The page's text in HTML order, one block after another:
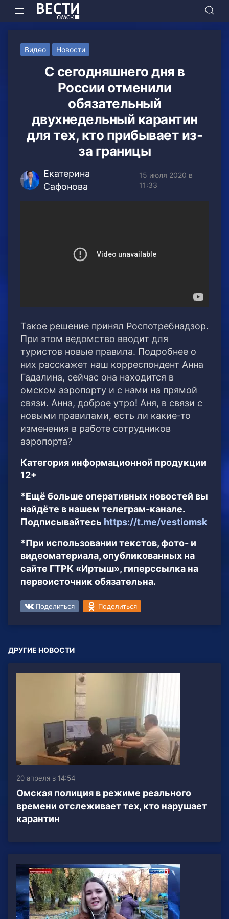
Видео Новости
С сегодняшнего дня в
России отменили
обязательный
двухнедельный карантин
для тех, кто прибывает из-
за границы
Екатерина
Сафонова
15 июля 2020 в
11:33
Такое решение принял Роспотребнадзор.
При этом ведомство вводит для
туристов новые правила. Подробнее о
них расскажет наш корреспондент Анна
Гадалина, сейчас она находится в
омском аэропорту и с нами на прямой
связи. Анна, доброе утро! Аня, в связи с
новыми правилами, есть ли какие-то
изменения в работе сотрудников
аэропорта?
Категория информационной продукции
12+
*Ещё больше оперативных новостей вы
найдёте в нашем телеграм-канале.
Подписывайтесь https://t.me/vestiomsk
*При использовании текстов, фото- и
видеоматериала, опубликованных на
сайте ГТРК «Иртыш», гиперссылка на
первоисточник обязательна.
Поделиться Поделиться
ДРУГИЕ НОВОСТИ
20 апреля в 14:54
Омская полиция в режиме реального
времени отслеживает тех, кто нарушает
карантин